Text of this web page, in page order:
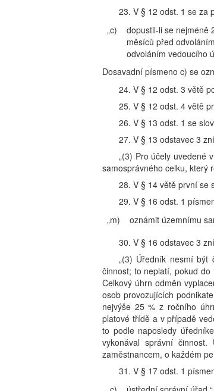
23. V § 12 odst. 1 se za
„c)
dopustil-li se nejméně
měsíců před
odvoláním vedoucího
Dosavadní písmeno c) se
24. V § 12 odst. 3 větě
25. V § 12 odst. 4 větě
26. V § 13 odst. 1 se
27. V § 13 odstavec 3
„(3) Pro účely uvedené
samosprávného celku, který
28. V § 14 větě první se
29. V § 16 odst. 1
„m)
oznámit územnímu
30. V § 16 odstavec 3
„(3) Úředník nesmí být
činnost; to neplatí, pokud
Celkový úhrn odměn
osob provozujících
nejvýše 25 % z ročního
platové třídě a v případě
to podle naposledy
vykonával správní
zaměstnancem, o každém
31. V § 17 odst. 1